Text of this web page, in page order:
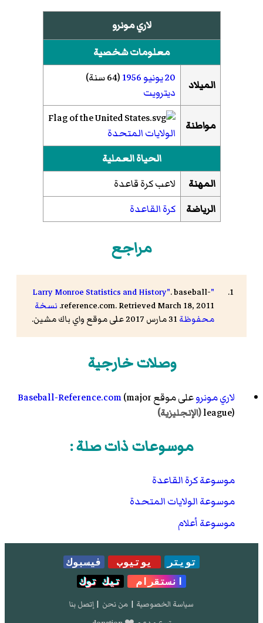
لاري مونرو
معلومات شخصية
الميلاد 20 يونيو 1956(64 سنة)
ديترويت
مواطنة
الولايات المتحدة
الحياة العملية
المهنة
لاعب كرة قاعدة
الرياضة
كرة القاعدة
مراجع
"Larry Monroe Statistics and History"
. baseball-
reference.com. Retrieved March 18, 2011. نسخة
محفوظة
وصلات خارجية
لاري مونروعلى موقع Baseball-Reference.com(major
league)(الإنجليزية)
موسوعات ذات صلة :
موسوعة كرة القاعدة
موسوعة الولايات المتحدة
موسوعة أعلام
تويتر يوتيوب
فيسبوك
انستقرام
تيك توك
سياسة الخصوصية | من نحن | إتصل بنا